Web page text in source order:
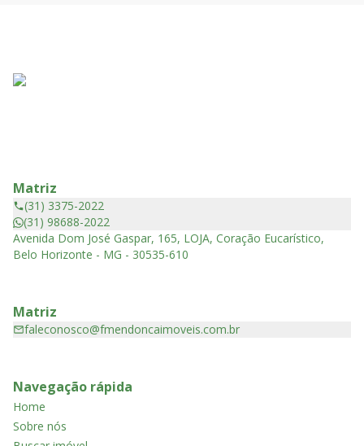
Matriz
(31) 3375-2022
(31) 98688-2022
Avenida Dom José Gaspar, 165, LOJA, Coração Eucarístico,
Belo Horizonte - MG - 30535-610
Matriz
faleconosco@fmendoncaimoveis.com.br
Navegação rápida
Home
Sobre nós